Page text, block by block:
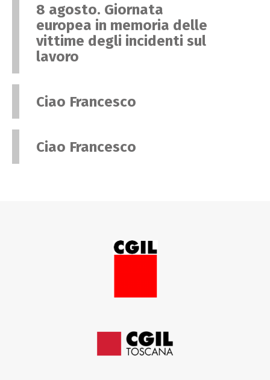
8 agosto. Giornata
europea in memoria delle
vittime degli incidenti sul
lavoro
Ciao Francesco
Ciao Francesco